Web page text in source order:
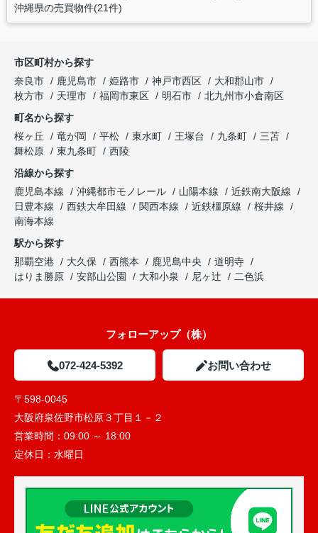
沖縄県の売買物件(21件)
市区町村から探す
奈良市
鹿児島市 姫路市 神戸市西区
大和郡山市
枚方市
天理市 福岡市東区 明石市
北九州市小倉南区
町名から探す
桜ヶ丘
竜が岡 平松 東水町 王塚台 九条町
三苫
舞松原
東九条町
西陵
沿線から探す
鹿児島本線
沖縄都市モノレール 山陽本線
近鉄南大阪線
日豊本線
西鉄大牟田線 関西本線 近鉄橿原線
桜井線
南海本線
駅から探す
那覇空港
大久保 西熊本 鹿児島中央
道明寺
はりま勝原
安部山公園 大和小泉 尼ヶ辻 二色浜
フォローアップ（株）
072-424-5392 お問い合わせ
〒598-0045
大阪府泉佐野市松原３丁目１－２
営業時間： 09:00 ～ 18:00
定休日： 水曜日